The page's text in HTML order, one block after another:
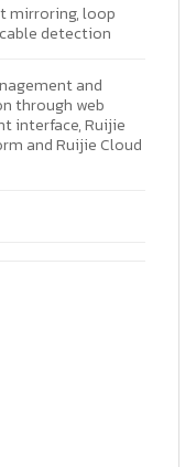
mirroring, loop
detection
and
through web
interface, Ruijie
and Ruijie Cloud